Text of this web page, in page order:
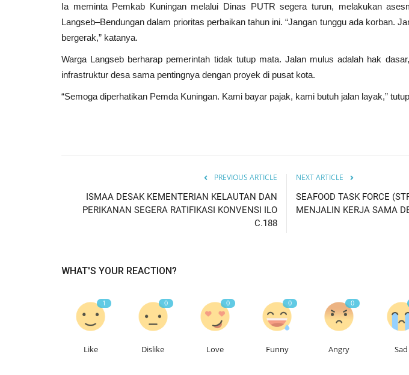
Ia meminta Pemkab Kuningan melalui Dinas PUTR segera turun, melakukan
Langseb–Bendungan dalam prioritas perbaikan tahun ini. “Jangan tunggu ada korban.
bergerak,” katanya.
Warga Langseb berharap pemerintah tidak tutup mata. Jalan mulus adalah hak
infrastruktur desa sama pentingnya dengan proyek di pusat kota.
“Semoga diperhatikan Pemda Kuningan. Kami bayar pajak, kami butuh jalan layak,”
PREVIOUS ARTICLE
ISMAA DESAK KEMENTERIAN KELAUTAN DAN
PERIKANAN SEGERA RATIFIKASI KONVENSI ILO
C.188
NEXT ARTICLE
SEAFOOD TASK FORCE
MENJALIN KERJA SAMA
WHAT'S YOUR REACTION?
1
Like
0
Dislike
0
Love
0
Funny
0
Angry Sad
Politik
(Siwindu Maju Kabeh) Dukung...
Agus Nov 17, 2024 0 520